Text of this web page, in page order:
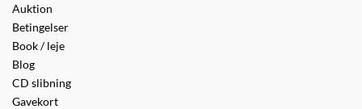
Auktion
Betingelser
Book / leje
Blog
CD slibning
Gavekort